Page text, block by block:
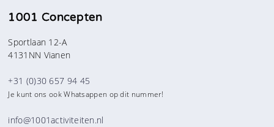
1001 Concepten
Sportlaan 12-A
4131NN Vianen
+31 (0)30 657 94 45
Je kunt ons ook Whatsappen op dit nummer!
info@1001activiteiten.nl